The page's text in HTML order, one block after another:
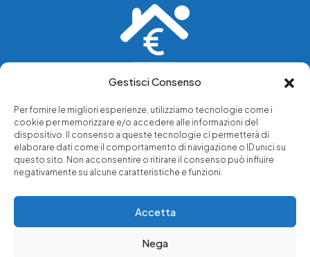
Gestisci Consenso
Per fornire le migliori esperienze, utilizziamo tecnologie come i
cookie per memorizzare e/o accedere alle informazioni del
dispositivo. Il consenso a queste tecnologie ci permetterà di
elaborare dati come il comportamento di navigazione o ID unici su
questo sito. Non acconsentire o ritirare il consenso può influire
negativamente su alcune caratteristiche e funzioni.
Accetta
Nega
Chi siamo
Servizi di tutela legale
Notizie e approfondimenti